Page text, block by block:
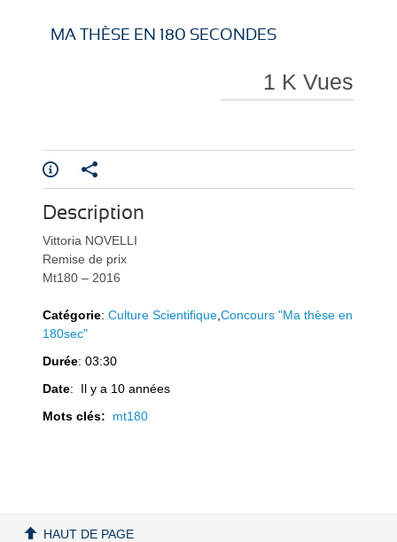
i
r
i
r
MA THÈSE EN 180 SECONDES
1 K Vues
Description
Vittoria NOVELLI
Remise de prix
Mt180 – 2016
Catégorie:Culture Scientifique ,Concours "Ma thèse en
180sec"
Durée: 03:30
Date: Il y a 10 années
Mots clés: mt180
HAUT DE PAGE